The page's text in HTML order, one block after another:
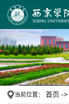
当前位置： 首页 ->